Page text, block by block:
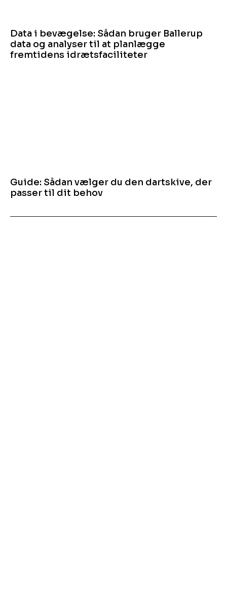
Data i bevægelse: Sådan bruger Ballerup
data og analyser til at planlægge
fremtidens idrætsfaciliteter
Guide: Sådan vælger du den dartskive, der
passer til dit behov